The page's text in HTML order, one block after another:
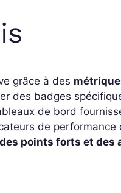
grâce à des
des badges
de bord
de performance
points forts et des